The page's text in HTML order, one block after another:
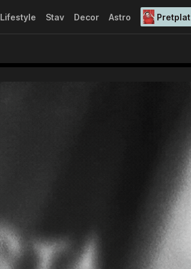
Lifestyle Stav Decor Astro